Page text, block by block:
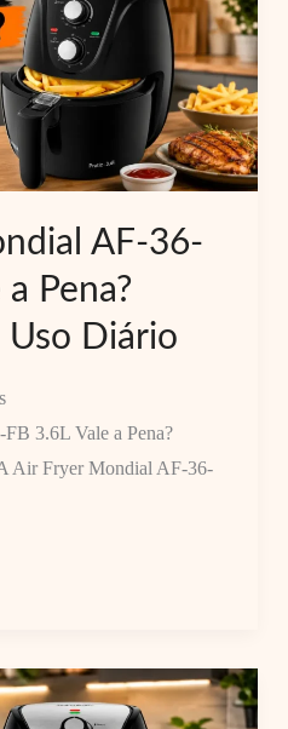
AF-36-
Pena?
Uso Diário
3.6L Vale a Pena?
Air Fryer Mondial AF-36-